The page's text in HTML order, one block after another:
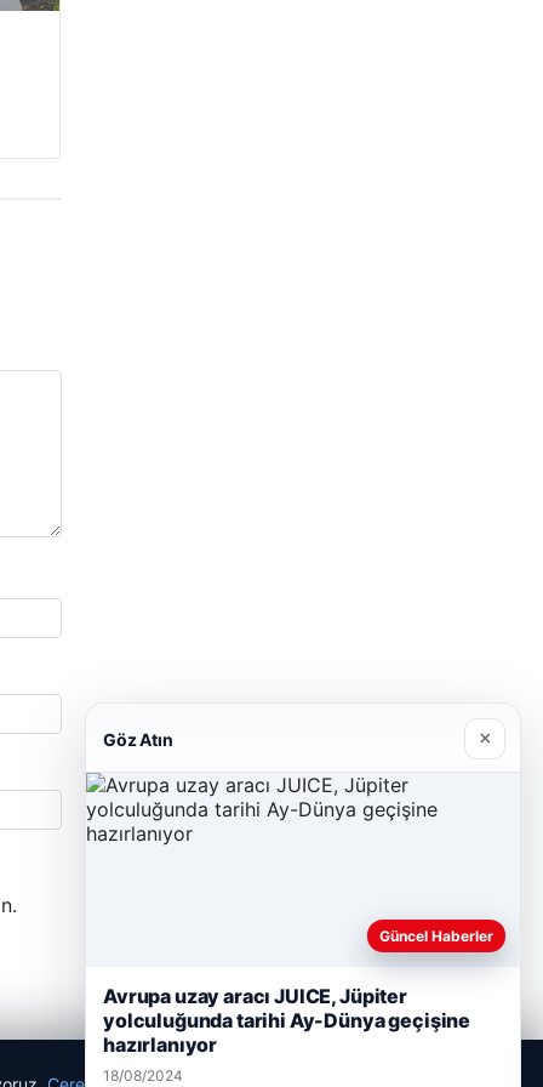
Göz Atın ×
Güncel Haberler
Avrupa uzay aracı JUICE, Jüpiter
yolculuğunda tarihi Ay-Dünya geçişine
hazırlanıyor
18/08/2024